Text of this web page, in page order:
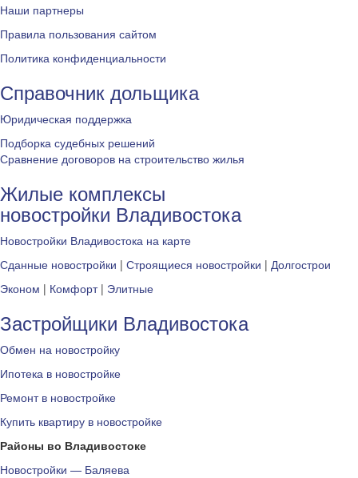
Наши партнеры
Правила пользования сайтом
Политика конфиденциальности
Справочник дольщика
Юридическая поддержка
Подборка судебных решений
Сравнение договоров на строительство жилья
Жилые комплексы
новостройки Владивостока
Новостройки Владивостока на карте
Сданные новостройки | Строящиеся новостройки | Долгострои
Эконом | Комфорт| Элитные
Застройщики Владивостока
Обмен на новостройку
Ипотека в новостройке
Ремонт в новостройке
Купить квартиру в новостройке
Районы во Владивостоке
Новостройки — Баляева